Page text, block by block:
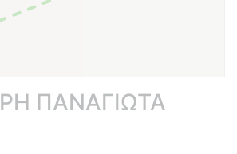
ΠΑΝΑΓΙΩΤΑ